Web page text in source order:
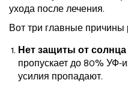
ухода после лечения.
Вот три главные причины
Нет защиты от солнца
пропускает до 80% УФ-
усилия пропадают.